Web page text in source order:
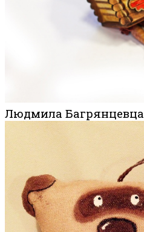
Людмила Багрянцевца